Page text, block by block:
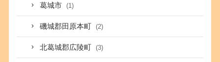
葛城市 (1)
磯城郡田原本町 (2)
北葛城郡広陵町 (3)